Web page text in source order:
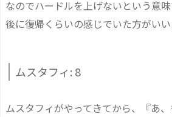
なのでハードルを上げないという意
後に復帰くらいの感じでいた方がいい
ムスタフィ: 8
ムスタフィがやってきてから、『あ